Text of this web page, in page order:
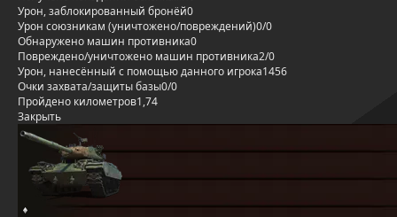
Урон, заблокированный бронёй0
Урон союзникам (уничтожено/повреждений)0/0
Обнаружено машин противника0
Повреждено/уничтожено машин противника2/0
Урон, нанесённый с помощью данного игрока1456
Очки захвата/защиты базы0/0
Пройдено километров1,74
Закрыть